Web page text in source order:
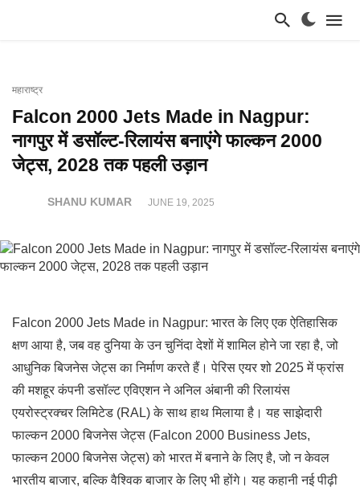
महाराष्ट्र
Falcon 2000 Jets Made in Nagpur:
नागपुर में डसॉल्ट-रिलायंस बनाएंगे फाल्कन 2000
जेट्स, 2028 तक पहली उड़ान
SHANU KUMAR JUNE 19, 2025
Falcon 2000 Jets Made in Nagpur: भारत के लिए एक ऐतिहासिक
क्षण आया है, जब वह दुनिया के उन चुनिंदा देशों में शामिल होने जा रहा है, जो
आधुनिक बिजनेस जेट्स का निर्माण करते हैं। पेरिस एयर शो 2025 में फ्रांस
की मशहूर कंपनी डसॉल्ट एविएशन ने अनिल अंबानी की रिलायंस
एयरोस्ट्रक्चर लिमिटेड (RAL) के साथ हाथ मिलाया है। यह साझेदारी
फाल्कन 2000 बिजनेस जेट्स (Falcon 2000 Business Jets,
फाल्कन 2000 बिजनेस जेट्स) को भारत में बनाने के लिए है, जो न केवल
भारतीय बाजार, बल्कि वैश्विक बाजार के लिए भी होंगे। यह कहानी नई पीढ़ी